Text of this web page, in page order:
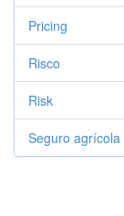
Pricing
Risco
Risk
Seguro agrícola